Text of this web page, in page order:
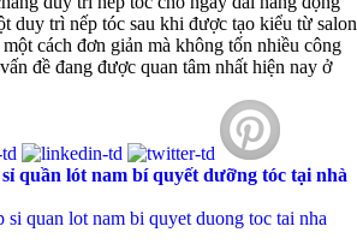
duy trì nếp tóc sau khi được tạo kiểu từ salon
cách đơn giản mà không tốn nhiều công
đề đang được quan tâm nhất hiện nay ở
quần lót nam bí quyết dưỡng tóc tại nhà